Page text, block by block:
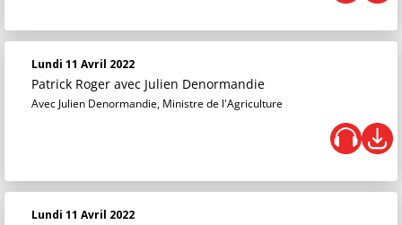
Lundi 11 Avril 2022
Patrick Roger avec Julien Denormandie
Avec Julien Denormandie, Ministre de l'Agriculture
Lundi 11 Avril 2022